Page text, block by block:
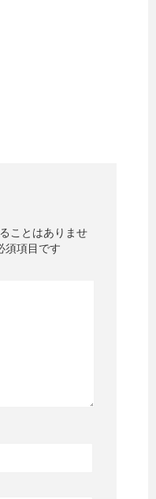
ことはありませ
須項目です